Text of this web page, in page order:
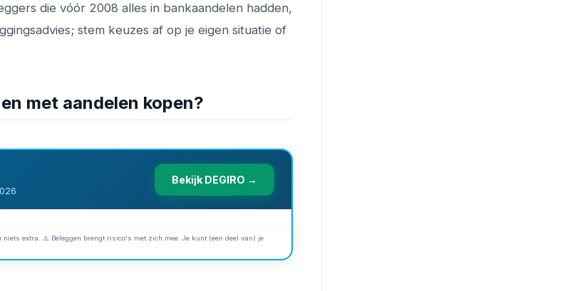
die vóór 2008 alles in bankaandelen hadden,
stem keuzes af op je eigen situatie of
met aandelen kopen?
Bekijk DEGIRO →
extra. ⚠️ Beleggen brengt risico's met zich mee. Je kunt (een deel van) je